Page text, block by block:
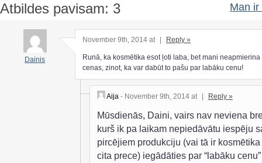
Atbildes pavisam: 3 Man ir
Dainis
November 9th, 2014 at Reply »
Runā, ka kosmētika esot ļoti laba, bet mani neapmierina
cenas, zinot, ka var dabūt to pašu par labāku cenu!
Aija - November 9th, 2014 at | Reply »
Mūsdienās, Daini, vairs nav neviena
kurš ik pa laikam nepiedāvātu iespēju
pircējiem produkciju (vai tā ir
cita prece) iegādāties par “labāku